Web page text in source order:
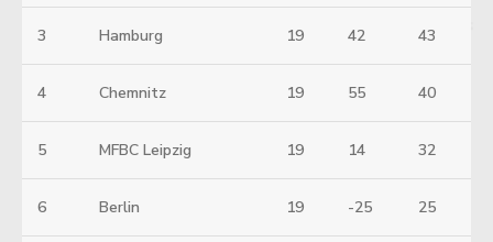
3 Hamburg 19 42 43
4 Chemnitz 19 55 40
5 MFBC Leipzig 19 14 32
6 Berlin 19 -25 25